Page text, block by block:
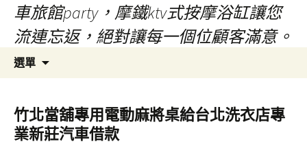
車旅館party，摩鐵ktv式按摩浴缸讓您
流連忘返，絕對讓每一個位顧客滿意。
選單
容
鍵
字:
竹北當舖專用電動麻將桌給台北洗衣店專
業新莊汽車借款